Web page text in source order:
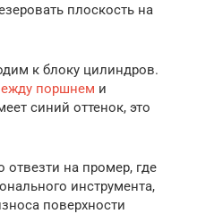
плоскость на
к блоку цилиндров.
поршнем и
синий оттенок, это
на промер, где
инструмента,
поверхности